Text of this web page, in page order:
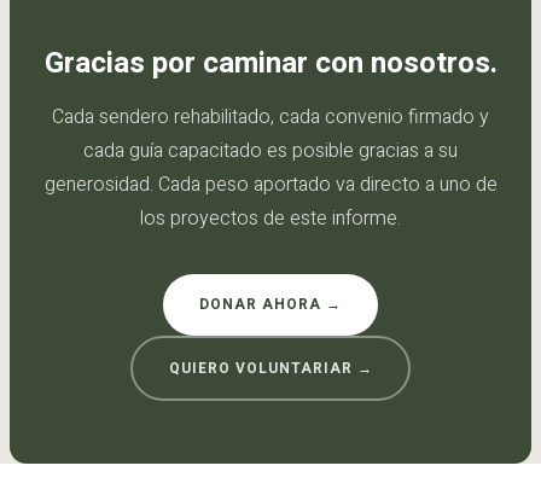
Gracias por caminar con nosotros.
Cada sendero rehabilitado, cada convenio firmado y
cada guía capacitado es posible gracias a su
generosidad. Cada peso aportado va directo a uno de
los proyectos de este informe.
DONAR AHORA →
QUIERO VOLUNTARIAR →